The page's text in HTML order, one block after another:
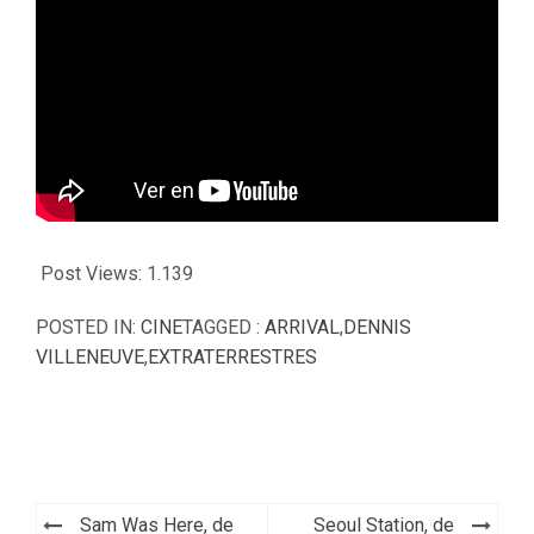
Post Views: 1.139
POSTED IN: CINETAGGED : ARRIVAL,DENNIS
VILLENEUVE,EXTRATERRESTRES
Navegación
Sam Was Here, de
Seoul Station, de